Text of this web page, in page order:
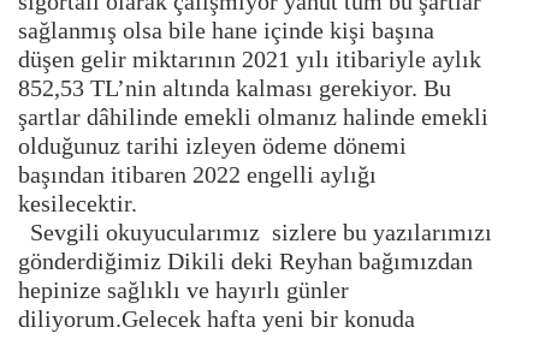
sağlanmış olsa bile hane içinde kişi başına
düşen gelir miktarının 2021 yılı itibariyle aylık
852,53 TL’nin altında kalması gerekiyor. Bu
şartlar dâhilinde emekli olmanız halinde emekli
olduğunuz tarihi izleyen ödeme dönemi
başından itibaren 2022 engelli aylığı
kesilecektir.
Sevgili okuyucularımız sizlere bu yazılarımızı
gönderdiğimiz Dikili deki Reyhan bağımızdan
hepinize sağlıklı ve hayırlı günler
diliyorum.Gelecek hafta yeni bir konuda